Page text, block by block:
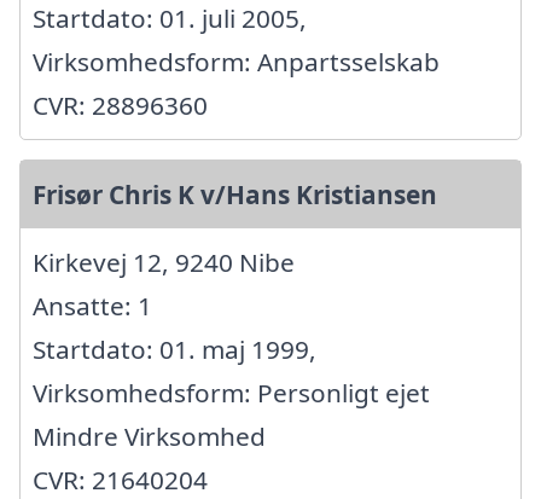
Startdato: 01. juli 2005,
Virksomhedsform: Anpartsselskab
CVR: 28896360
Frisør Chris K v/Hans Kristiansen
Kirkevej 12, 9240 Nibe
Ansatte: 1
Startdato: 01. maj 1999,
Virksomhedsform: Personligt ejet
Mindre Virksomhed
CVR: 21640204